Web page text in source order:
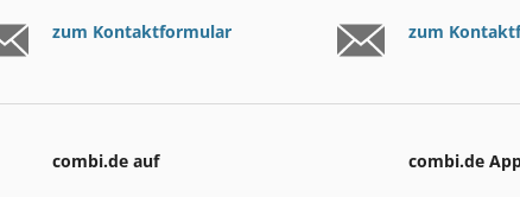
zum Kontaktformular zum
combi.de auf combi.de